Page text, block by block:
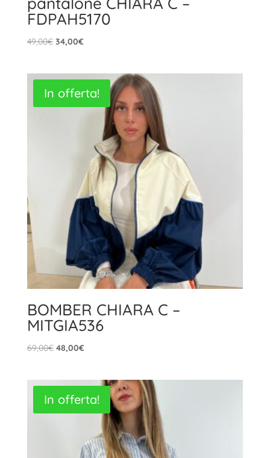
FDPAH5170
49,00€ Il
era:
49,00€.
34,00€Il
è:
34,00€.
In offerta!
BOMBER CHIARA C –
MITGIA536
69,00€ Il
era:
69,00€.
48,00€Il
è:
48,00€.
In offerta!